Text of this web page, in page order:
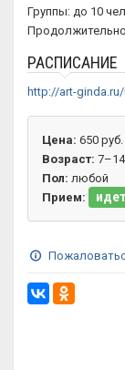
Группы: до 10
РАСПИСАНИЕ
http://art-
Цена: 650
Возраст:
Пол: любой
Прием: